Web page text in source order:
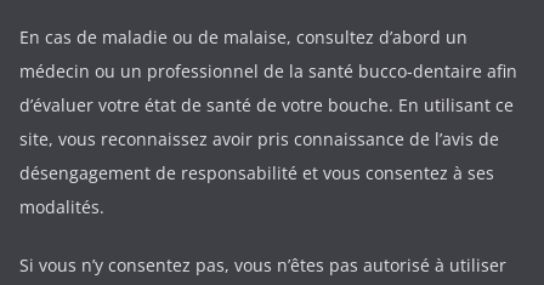
En cas de maladie ou de malaise, consultez d’abord un
médecin ou un professionnel de la santé bucco-dentaire afin
d’évaluer votre état de santé de votre bouche. En utilisant ce
site, vous reconnaissez avoir pris connaissance de l’avis de
désengagement de responsabilité et vous consentez à ses
modalités.
Si vous n’y consentez pas, vous n’êtes pas autorisé à utiliser